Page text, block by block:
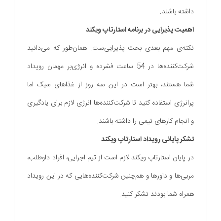
داشته باشند.
اهمیت پذیرایی در برنامه استارتاپ ویکند
نکته‌ی مهم بعدی بحث پذیرایی‌ست. همان‌طور که می‌دانید
شرکت‌کننده‌ها در 54 ساعت فشرده و انرژی‌بر مهمان رویداد
شما هستند، بهتر است در این سه روز از غذاهای سبک اما
پرانرژی استفاده کنید تا شرکت‌کننده‌ها انرژی لازم برای یادگیری
و انجام کارهای تیمی را داشته باشند.
تشکر پایانی رویداد استارتاپ ویکند
در پایان استارتاپ ویکند لازم است از تیم اجرایی، افراد داوطلب،
مربی‌ها و داورها و هم‌چنین شرکت‌کننده‌هایی که در این رویداد
همراه شما بودند تشکر کنید.